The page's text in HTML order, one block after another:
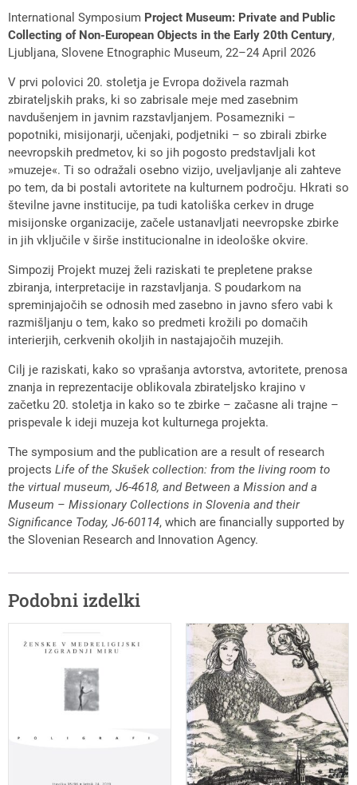
International Symposium Project Museum: Private and Public
Collecting of Non-European Objects in the Early 20th Century,
Ljubljana, Slovene Etnographic Museum, 22–24 April 2026
V prvi polovici 20. stoletja je Evropa doživela razmah
zbirateljskih praks, ki so zabrisale meje med zasebnim
navdušenjem in javnim razstavljanjem. Posamezniki –
popotniki, misijonarji, učenjaki, podjetniki – so zbirali zbirke
neevropskih predmetov, ki so jih pogosto predstavljali kot
»muzeje«. Ti so odražali osebno vizijo, uveljavljanje ali zahteve
po tem, da bi postali avtoritete na kulturnem področju. Hkrati so
številne javne institucije, pa tudi katoliška cerkev in druge
misijonske organizacije, začele ustanavljati neevropske zbirke
in jih vključile v širše institucionalne in ideološke okvire.
Simpozij Projekt muzej želi raziskati te prepletene prakse
zbiranja, interpretacije in razstavljanja. S poudarkom na
spreminjajočih se odnosih med zasebno in javno sfero vabi k
razmišljanju o tem, kako so predmeti krožili po domačih
interierjih, cerkvenih okoljih in nastajajočih muzejih.
Cilj je raziskati, kako so vprašanja avtorstva, avtoritete, prenosa
znanja in reprezentacije oblikovala zbirateljsko krajino v
začetku 20. stoletja in kako so te zbirke – začasne ali trajne –
prispevale k ideji muzeja kot kulturnega projekta.
The symposium and the publication are a result of research
projects Life of the Skušek collection: from the living room to
the virtual museum, J6-4618, and Between a Mission and a
Museum – Missionary Collections in Slovenia and their
Significance Today, J6-60114, which are financially supported by
the Slovenian Research and Innovation Agency.
Podobni izdelki